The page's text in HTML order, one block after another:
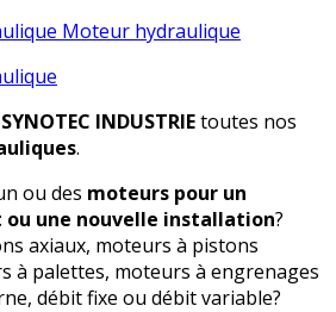
Moteur hydraulique
SYNOTEC INDUSTRIEtoutes nos
.
ou des moteurs pour un
une nouvelle installation?
axiaux, moteurs à pistons
à palettes, moteurs à engrenages
débit fixe ou débit variable?